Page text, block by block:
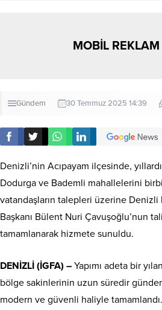
MOBİL
Gündem 30 Temmuz 2025 14:39
Denizli’nin Acıpayam ilçesinde,
Dodurga ve Bademli mahallelerini
vatandaşların talepleri üzerine
Başkanı Bülent Nuri Çavuşoğlu’nun
tamamlanarak hizmete sunuldu.
DENİZLİ (İGFA) – Yapımı adeta bir
bölge sakinlerinin uzun süredir
modern ve güvenli haliyle